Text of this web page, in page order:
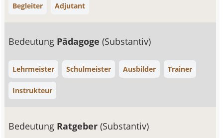
Begleiter Adjutant
Bedeutung Pädagoge(Substantiv)
Lehrmeister Schulmeister Ausbilder Trainer
Instrukteur
Bedeutung Ratgeber(Substantiv)